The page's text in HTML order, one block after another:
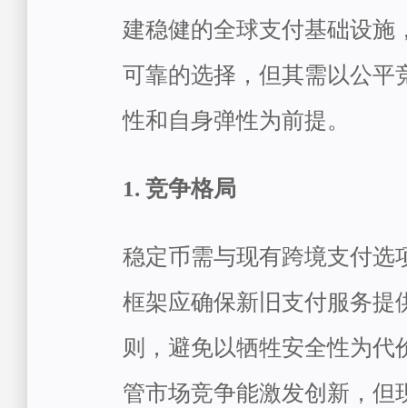
建稳健的全球支付基础设施
可靠的选择，但其需以公平
性和自身弹性为前提。
1. 竞争格局
稳定币需与现有跨境支付选
框架应确保新旧支付服务提
则，避免以牺牲安全性为代
管市场竞争能激发创新，但